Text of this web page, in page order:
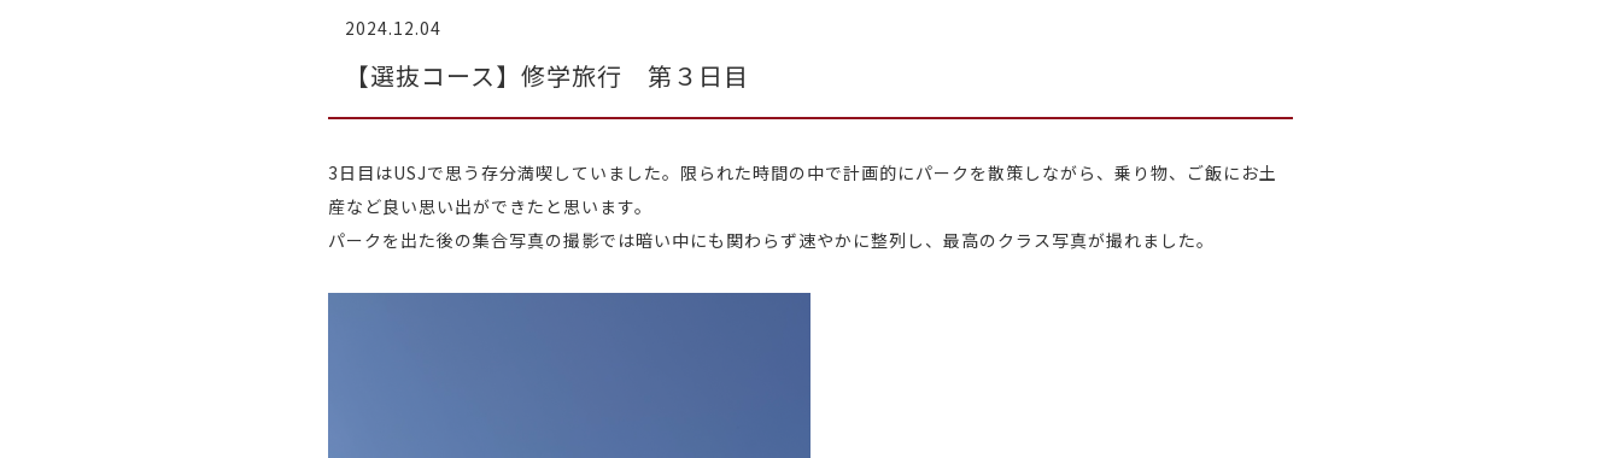
2024.12.04
【選抜コース】修学旅行 第３日目
3日目はUSJで思う存分満喫していました。限られた時間の中で計画的にパークを散策しながら、乗り物、ご飯にお土
産など良い思い出ができたと思います。
パークを出た後の集合写真の撮影では暗い中にも関わらず速やかに整列し、最高のクラス写真が撮れました。